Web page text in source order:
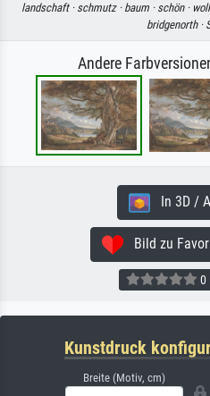
landschaft · schmutz · baum · schön ·
bridgenorth ·
Andere
In 3D /
Bild zu
0
Kunstdruck
Breite (Motiv, cm)